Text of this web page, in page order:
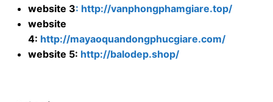
website 3: http://vanphongphamgiare.top/
website
4: http://mayaoquandongphucgiare.com/
website 5: http://balodep.shop/